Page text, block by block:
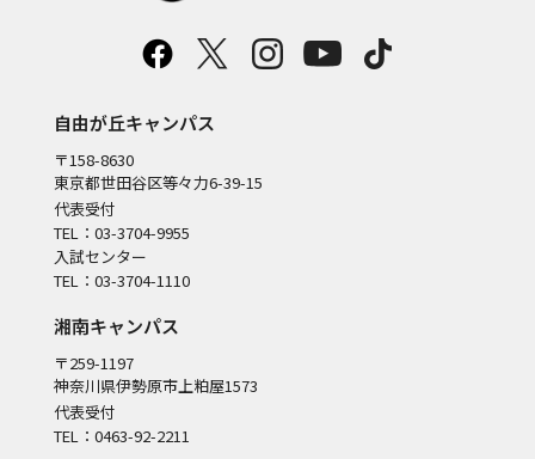
自由が丘キャンパス
〒158-8630
東京都世田谷区等々力6-39-15
代表受付
TEL：03-3704-9955
入試センター
TEL：03-3704-1110
湘南キャンパス
〒259-1197
神奈川県伊勢原市上粕屋1573
代表受付
TEL：0463-92-2211